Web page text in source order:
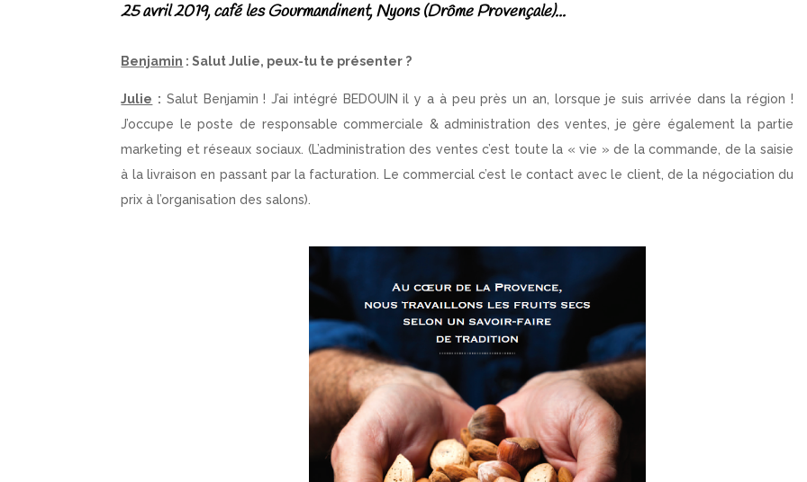
25 avril 2019, café les Gourmandinent, Nyons (Drôme Provençale)...
Benjamin : Salut Julie, peux-tu te présenter ?
Julie : Salut Benjamin ! J’ai intégré BEDOUIN il y a à peu près un an, lorsque je suis arrivée dans la région !
J’occupe le poste de responsable commerciale & administration des ventes, je gère également la partie
marketing et réseaux sociaux. (L’administration des ventes c’est toute la « vie » de la commande, de la saisie
à la livraison en passant par la facturation. Le commercial c’est le contact avec le client, de la négociation du
prix à l’organisation des salons).